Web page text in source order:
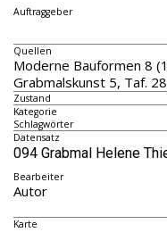
Auftraggeber
Quellen
Moderne Bauformen 8
Grabmalskunst 5, Taf.
Zustand
Kategorie
Schlagwörter
Datensatz
094 Grabmal Helene
Bearbeiter
Autor
Karte